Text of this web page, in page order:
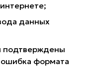
данных
подтверждены
формата